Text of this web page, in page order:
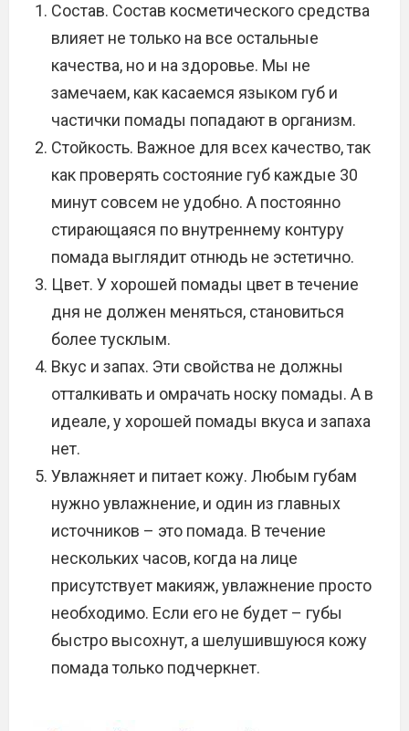
Состав. Состав косметического средства
влияет не только на все остальные
качества, но и на здоровье. Мы не
замечаем, как касаемся языком губ и
частички помады попадают в организм.
Стойкость. Важное для всех качество, так
как проверять состояние губ каждые 30
минут совсем не удобно. А постоянно
стирающаяся по внутреннему контуру
помада выглядит отнюдь не эстетично.
Цвет. У хорошей помады цвет в течение
дня не должен меняться, становиться
более тусклым.
Вкус и запах. Эти свойства не должны
отталкивать и омрачать носку помады. А в
идеале, у хорошей помады вкуса и запаха
нет.
Увлажняет и питает кожу. Любым губам
нужно увлажнение, и один из главных
источников – это помада. В течение
нескольких часов, когда на лице
присутствует макияж, увлажнение просто
необходимо. Если его не будет – губы
быстро высохнут, а шелушившуюся кожу
помада только подчеркнет.